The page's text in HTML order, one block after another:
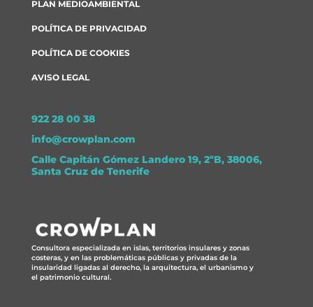
PLAN MEDIOAMBIENTAL
POLÍTICA DE PRIVACIDAD
POLÍTICA DE COOKIES
AVISO LEGAL
922 28 00 38
info@crowplan.com
Calle Capitán Gómez Landero 19, 2ºB, 38006,
Santa Cruz de Tenerife
Consultora especializada en islas, territorios insulares y zonas
costeras, y en las problemáticas públicas y privadas de la
insularidad ligadas al derecho, la arquitectura, el urbanismo y
el patrimonio cultural.